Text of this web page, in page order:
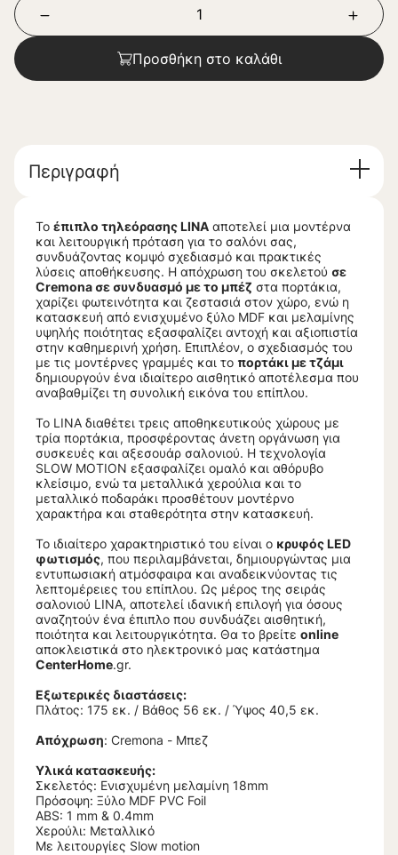
Προσθήκη στο καλάθι
Περιγραφή
Το έπιπλο τηλεόρασης LINA αποτελεί μια μοντέρνα
και λειτουργική πρόταση για το σαλόνι σας,
συνδυάζοντας κομψό σχεδιασμό και πρακτικές
λύσεις αποθήκευσης. Η απόχρωση του σκελετού σε
Cremona σε συνδυασμό με το μπέζ στα πορτάκια,
χαρίζει φωτεινότητα και ζεστασιά στον χώρο, ενώ η
κατασκευή από ενισχυμένο ξύλο MDF και μελαμίνης
υψηλής ποιότητας εξασφαλίζει αντοχή και αξιοπιστία
στην καθημερινή χρήση. Επιπλέον, ο σχεδιασμός του
με τις μοντέρνες γραμμές και το πορτάκι με τζάμι
δημιουργούν ένα ιδιαίτερο αισθητικό αποτέλεσμα που
αναβαθμίζει τη συνολική εικόνα του επίπλου.
Το LINA διαθέτει τρεις αποθηκευτικούς χώρους με
τρία πορτάκια, προσφέροντας άνετη οργάνωση για
συσκευές και αξεσουάρ σαλονιού. Η τεχνολογία
SLOW MOTION εξασφαλίζει ομαλό και αθόρυβο
κλείσιμο, ενώ τα μεταλλικά χερούλια και το
μεταλλικό ποδαράκι προσθέτουν μοντέρνο
χαρακτήρα και σταθερότητα στην κατασκευή.
Το ιδιαίτερο χαρακτηριστικό του είναι ο κρυφός LED
φωτισμός, που περιλαμβάνεται, δημιουργώντας μια
εντυπωσιακή ατμόσφαιρα και αναδεικνύοντας τις
λεπτομέρειες του επίπλου. Ως μέρος της σειράς
σαλονιού LINA, αποτελεί ιδανική επιλογή για όσους
αναζητούν ένα έπιπλο που συνδυάζει αισθητική,
ποιότητα και λειτουργικότητα. Θα το βρείτε online
αποκλειστικά στο ηλεκτρονικό μας κατάστημα
CenterHome.gr.
Εξωτερικές διαστάσεις:
Πλάτος: 175 εκ. / Βάθος 56 εκ. / Ύψος 40,5 εκ.
Απόχρωση: Cremona - Μπεζ
Υλικά κατασκευής:
Σκελετός: Ενισχυμένη μελαμίνη 18mm
Πρόσοψη: Ξύλο MDF PVC Foil
ABS: 1 mm & 0.4mm
Χερούλι: Μεταλλικό
Με λειτουργίες Slow motion